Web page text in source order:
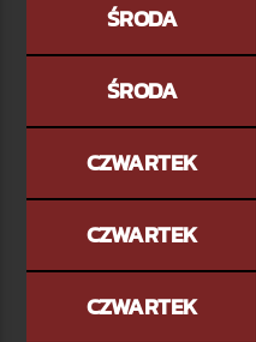
Radio Orbit
ŚRODA
ŚRODA
CZWARTEK
CZWARTEK
CZWARTEK